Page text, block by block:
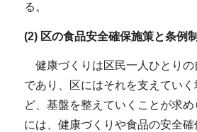
る。
(2) 区の食品安全確保施策と条例
健康づくりは区民一人ひとりの
であり、区にはそれを支えてい
ど、基盤を整えていくことが求
には、健康づくりや食品の安全